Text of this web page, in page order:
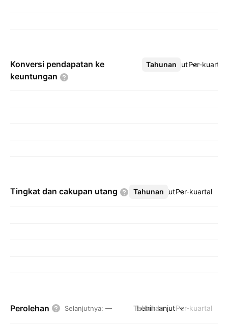
Konversi pendapatan ke
keuntungan
Tahunan Per-kuartal
Lebih lanjut
Tingkat dan cakupan utang Tahunan Per-kuartal
Lebih lanjut
Perolehan Selanjutnya: — Tahunan Per-kuartal
Lebih lanjut